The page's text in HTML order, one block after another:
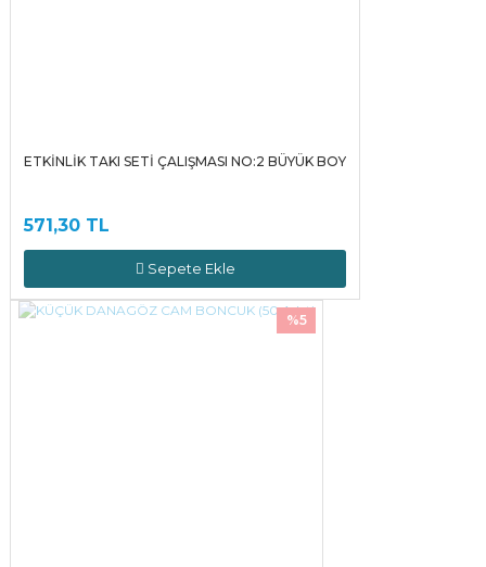
ETKİNLİK TAKI SETİ ÇALIŞMASI NO:2 BÜYÜK BOY
571,30 TL
Sepete Ekle
%5